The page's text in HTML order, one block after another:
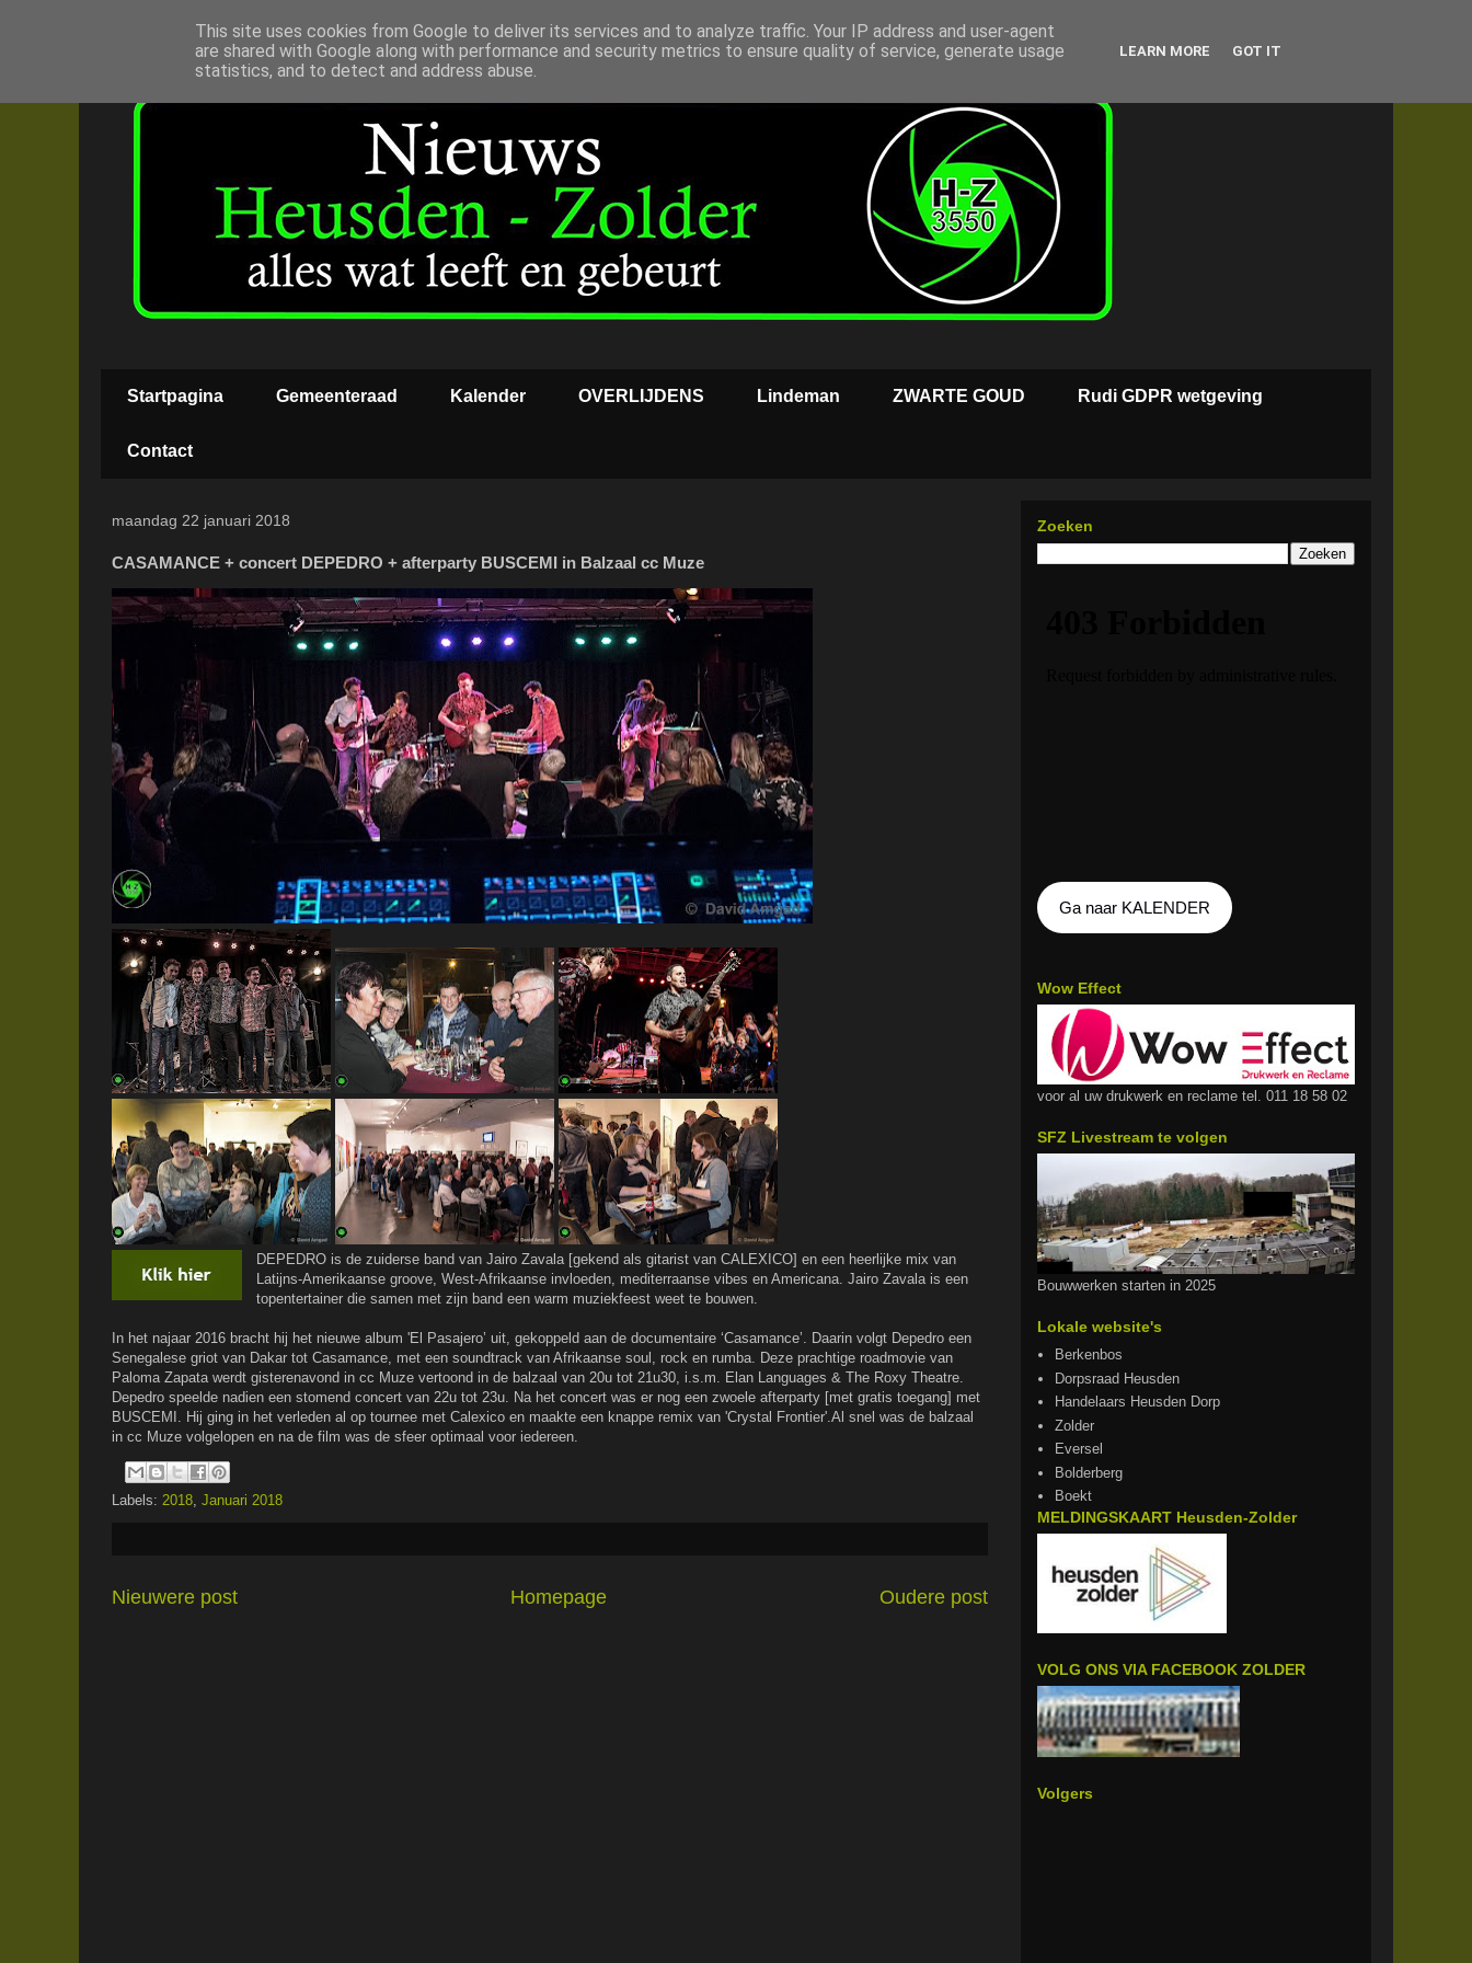
Startpagina Gemeenteraad Kalender OVERLIJDENS Lindeman ZWARTE GOUD Rudi GDPR wetgeving
Contact
maandag 22 januari 2018
CASAMANCE + concert DEPEDRO + afterparty BUSCEMI in Balzaal cc Muze
DEPEDRO is de zuiderse band van Jairo Zavala [gekend als gitarist van CALEXICO] en een heerlijke mix van
Latijns-Amerikaanse groove, West-Afrikaanse invloeden, mediterraanse vibes en Americana. Jairo Zavala is een
topentertainer die samen met zijn band een warm muziekfeest weet te bouwen.
In het najaar 2016 bracht hij het nieuwe album 'El Pasajero’ uit, gekoppeld aan de documentaire ‘Casamance’. Daarin volgt Depedro een
Senegalese griot van Dakar tot Casamance, met een soundtrack van Afrikaanse soul, rock en rumba. Deze prachtige roadmovie van
Paloma Zapata werdt gisterenavond in cc Muze vertoond in de balzaal van 20u tot 21u30, i.s.m. Elan Languages & The Roxy Theatre.
Depedro speelde nadien een stomend concert van 22u tot 23u. Na het concert was er nog een zwoele afterparty [met gratis toegang] met
BUSCEMI. Hij ging in het verleden al op tournee met Calexico en maakte een knappe remix van 'Crystal Frontier'.Al snel was de balzaal
in cc Muze volgelopen en na de film was de sfeer optimaal voor iedereen.
Labels: 2018, Januari 2018
Nieuwere post Oudere post
Homepage
Zoeken
Ga naar KALENDER
Wow Effect
voor al uw drukwerk en reclame tel. 011 18 58 02
SFZ Livestream te volgen
Bouwwerken starten in 2025
Lokale website's
Berkenbos
Dorpsraad Heusden
Handelaars Heusden Dorp
Zolder
Eversel
Bolderberg
Boekt
MELDINGSKAART Heusden-Zolder
VOLG ONS VIA FACEBOOK ZOLDER
Volgers
This site uses cookies from Google to deliver its services and to analyze traffic. Your IP address and user-agent
are shared with Google along with performance and security metrics to ensure quality of service, generate usage
statistics, and to detect and address abuse.
LEARN MORE GOT IT